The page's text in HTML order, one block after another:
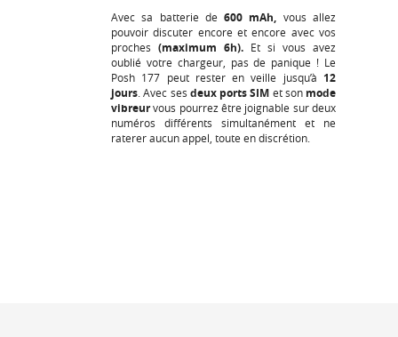
Avec sa batterie de600 mAh, vous allez
pouvoir discuter encore et encore avec vos
proches (maximum 6h). Et si vous avez
oublié votre chargeur, pas de panique ! Le
Posh 177 peut rester en veille jusqu’à 12
jours. Avec ses deux ports SIM et son mode
vibreurvous pourrez être joignable sur deux
numéros différents simultanément et ne
raterer aucun appel, toute en discrétion.